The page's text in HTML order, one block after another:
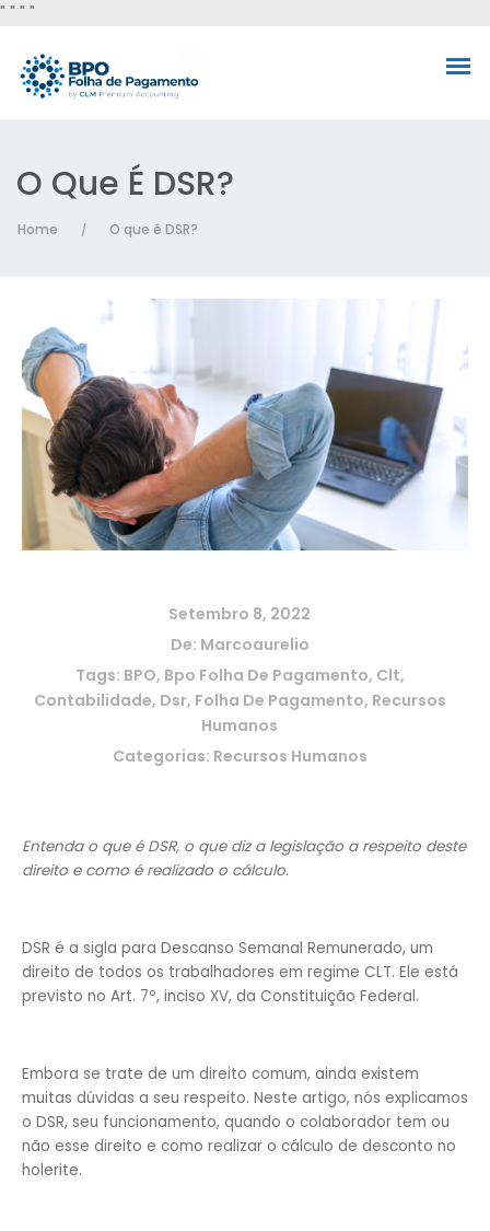
" " " "
O Que É DSR?
Home / O que é DSR?
Setembro 8, 2022
De: Marcoaurelio
Tags: BPO, Bpo Folha De Pagamento, Clt,
Contabilidade, Dsr, Folha De Pagamento, Recursos
Humanos
Categorias: Recursos Humanos
Entenda o que é DSR, o que diz a legislação a respeito deste
direito e como é realizado o cálculo.
DSR é a sigla para Descanso Semanal Remunerado, um
direito de todos os trabalhadores em regime CLT. Ele está
previsto no Art. 7º, inciso XV, da Constituição Federal.
Embora se trate de um direito comum, ainda existem
muitas dúvidas a seu respeito. Neste artigo, nós explicamos
o DSR, seu funcionamento, quando o colaborador tem ou
não esse direito e como realizar o cálculo de desconto no
holerite.